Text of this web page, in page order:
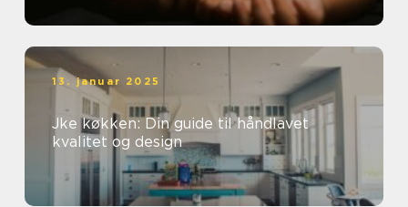
13. januar 2025
Jke køkken: Din guide til håndlavet
kvalitet og design